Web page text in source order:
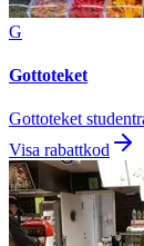
G
Gottoteket
Gottoteket
Visa rabattkod